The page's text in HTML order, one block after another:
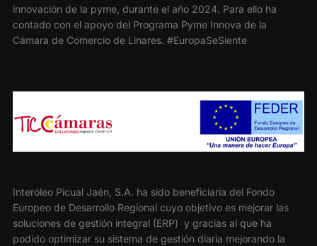
innovación de la pyme, durante el año 2024. Para ello ha
contado con el apoyo del Programa Pyme Innova de la
Cámara de Comercio de Linares. #EuropaSeSiente
Interóleo Picual Jaén, S.A. ha sido beneficiaria del Fondo
Europeo de Desarrollo Regional cuyo objetivo es mejorar las
soluciones de gestión integral (ERP) y gracias al que ha
podido optimizar su sistema de gestión diaria mejorando la